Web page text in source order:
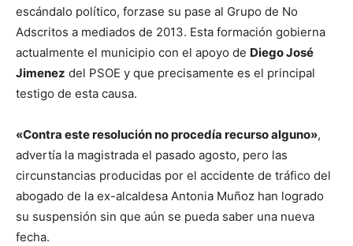
escándalo político, forzase su pase al Grupo de No
Adscritos a mediados de 2013. Esta formación gobierna
actualmente el municipio con el apoyo de Diego José
Jimenez del PSOE y que precisamente es el principal
testigo de esta causa.
«Contra este resolución no procedía recurso alguno»,
advertía la magistrada el pasado agosto, pero las
circunstancias producidas por el accidente de tráfico del
abogado de la ex-alcaldesa Antonia Muñoz han logrado
su suspensión sin que aún se pueda saber una nueva
fecha.